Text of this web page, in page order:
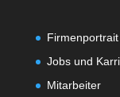
Firmenportrait
Jobs und
Mitarbeiter